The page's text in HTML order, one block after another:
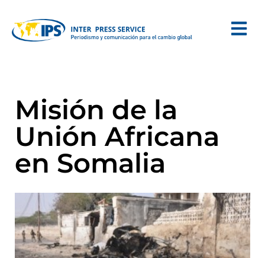
Misión de la
Unión Africana
en Somalia